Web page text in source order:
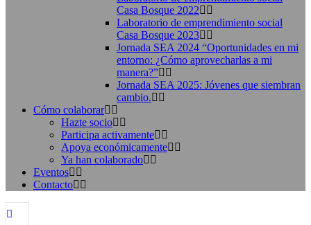
Casa Bosque 2022
Laboratorio de emprendimiento social
Casa Bosque 2023
Jornada SEA 2024 “Oportunidades en mi
entorno: ¿Cómo aprovecharlas a mi
manera?”
Jornada SEA 2025: Jóvenes que siembran
cambio.
Cómo colaborar
Hazte socio
Participa activamente
Apoya económicamente
Ya han colaborado
Eventos
Contacto